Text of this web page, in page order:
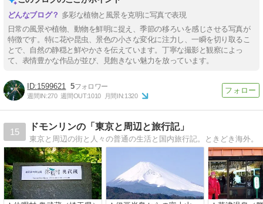
多彩な植物と風景を克明に写真で表現
日常の風景や植物、動物を鮮明に捉え、季節の移ろいを感じさせる写真が
特徴です。特に花や昆虫、景色の小さな変化に注力し、一瞬を切り取るこ
とで、自然の静穏と鮮やかさを伝えています。丁寧な撮影と観察によっ
て、表情豊かな作品が並び、見飽きない魅力を放っています。
1599621 5
週間IN:270 週間OUT:1010 月間IN:1320
15
ドモンリンの「東京と周辺と旅行記」
東京と周辺の街と人々の普通の生活と国内旅行記。ときどき海外。